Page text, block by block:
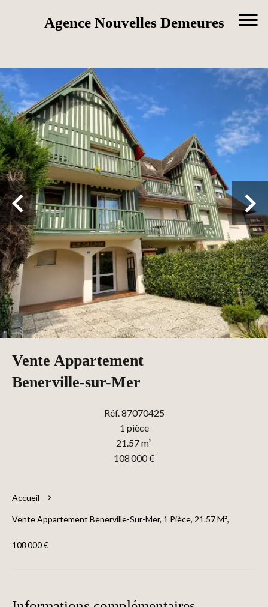
Agence Nouvelles Demeures
Vente Appartement
Benerville-sur-Mer
Réf. 87070425
1 pièce
21.57 m²
108 000 €
Accueil
Vente Appartement Benerville-Sur-Mer, 1 Pièce, 21.57 M²,
108 000 €